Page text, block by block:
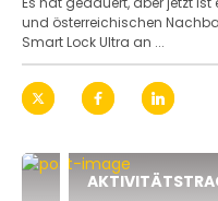
und österreichischen
Smart Lock Ultra an ...